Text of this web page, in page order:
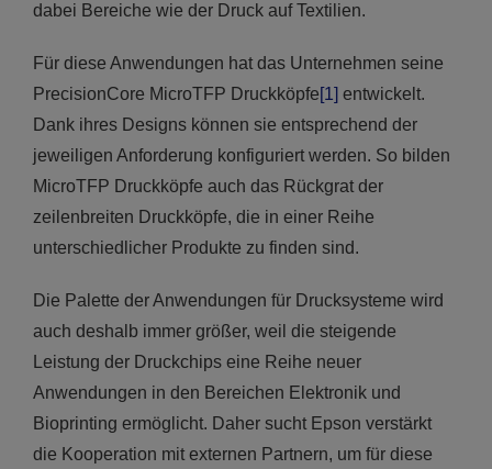
dabei Bereiche wie der Druck auf Textilien.
Für diese Anwendungen hat das Unternehmen seine
PrecisionCore MicroTFP Druckköpfe [1] entwickelt.
Dank ihres Designs können sie entsprechend der
jeweiligen Anforderung konfiguriert werden. So bilden
MicroTFP Druckköpfe auch das Rückgrat der
zeilenbreiten Druckköpfe, die in einer Reihe
unterschiedlicher Produkte zu finden sind.
Die Palette der Anwendungen für Drucksysteme wird
auch deshalb immer größer, weil die steigende
Leistung der Druckchips eine Reihe neuer
Anwendungen in den Bereichen Elektronik und
Bioprinting ermöglicht. Daher sucht Epson verstärkt
die Kooperation mit externen Partnern, um für diese